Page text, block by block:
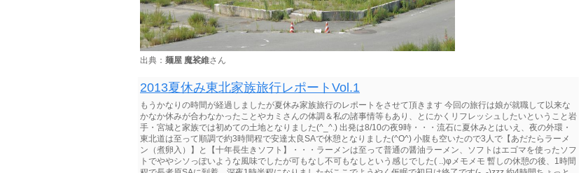
出典： 麺屋 魔裟維さん
2013夏休み東北家族旅行レポートVol.1
もうかなりの時間が経過しましたが夏休み家族旅行のレポートをさせて頂きます 今回の旅行は娘が就職して以来な
かなか休みが合わなかったことやカミさんの体調＆私の諸事情等もあり、とにかくリフレッシュしたいということ岩
手・宮城と家族では初めての土地となりました(^_^.) 出発は8/10の夜9時・・・流石に夏休みとはいえ、夜の外環・
東北道は至って順調で約3時間程で安達太良SAで休憩となりました(^O^) 小腹も空いたので3人で【あだたらラーメ
ン（煮卵入）】と【十年長生きソフト】・・・ラーメンは至って普通の醤油ラーメン、ソフトはエゴマを使ったソフ
トでややシソっぽいような風味でしたが可もなし不可もなしという感じでした( ..)φメモメモ 暫しの休憩の後、1時間